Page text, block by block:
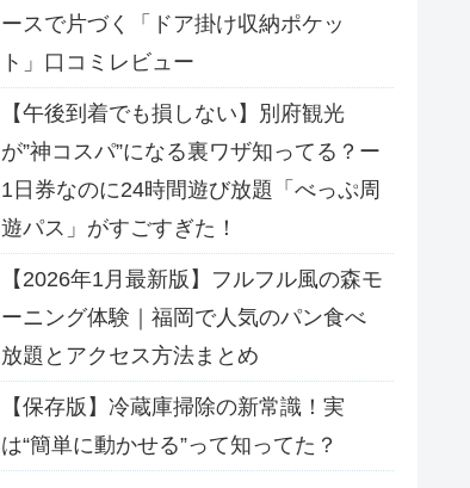
ースで片づく「ドア掛け収納ポケッ
ト」口コミレビュー
【午後到着でも損しない】別府観光
が”神コスパ”になる裏ワザ知ってる？ー
1日券なのに24時間遊び放題「べっぷ周
遊パス」がすごすぎた！
【2026年1月最新版】フルフル風の森モ
ーニング体験｜福岡で人気のパン食べ
放題とアクセス方法まとめ
【保存版】冷蔵庫掃除の新常識！実
は“簡単に動かせる”って知ってた？